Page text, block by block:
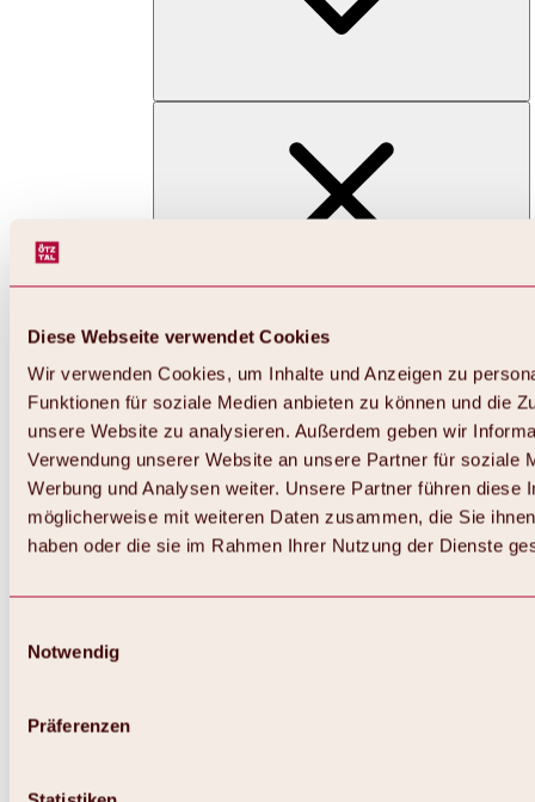
Diese Webseite verwendet Cookies
Wir verwenden Cookies, um Inhalte und Anzeigen zu
Funktionen für soziale Medien anbieten zu können und die
unsere Website zu analysieren. Außerdem geben wir
Verwendung unserer Website an unsere Partner für soziale
Werbung und Analysen weiter. Unsere Partner führen diese
möglicherweise mit weiteren Daten zusammen, die Sie
haben oder die sie im Rahmen Ihrer Nutzung der Dienste
Notwendig
Präferenzen